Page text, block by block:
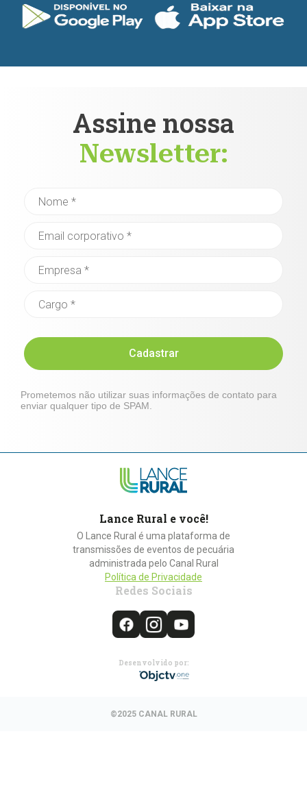
Assine nossa
Newsletter:
Cadastrar
Prometemos não utilizar suas informações de contato para
enviar qualquer tipo de SPAM.
Lance Rural e você!
O Lance Rural é uma plataforma de
transmissões de eventos de pecuária
administrada pelo Canal Rural
Política de Privacidade
Redes Sociais
Desenvolvido por:
©2025 CANAL RURAL